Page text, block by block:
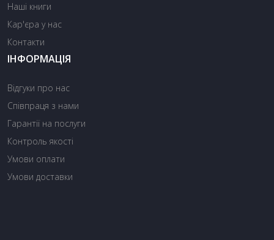
Наші книги
Кар'єра у нас
Контакти
ІНФОРМАЦІЯ
Відгуки про нас
Співпраця з нами
Гарантії на послуги
Контроль якості
Умови оплати
Умови доставки